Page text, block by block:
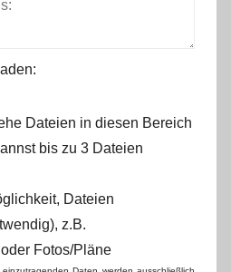
Dateien in diesen Bereich
bis zu 3 Dateien
Dateien
z.B.
Fotos/Pläne